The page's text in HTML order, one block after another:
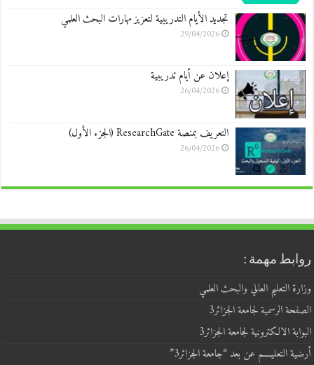
تجديد الأيام التدريبية لتعزيز مهارات البحث العلمي
29/04/2026
إعلان عن أيام تدريبية
26/04/2026
التعريف بمنصة ResearchGate (الجزء الأول)
26/04/2026
روابط مهمة :
وزارة التعليم العالي والبحث العلمي
الصفحة الرسمية لجامعة الجزائر3
البوابة الالكترونية لجامعة الجزائر3
أرضية التعليــــم عن بعد “جامعة الجزائر3”